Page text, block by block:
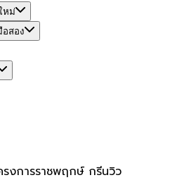
หม่
สอง
รงการราชพฤกษ์ กรีนวิว